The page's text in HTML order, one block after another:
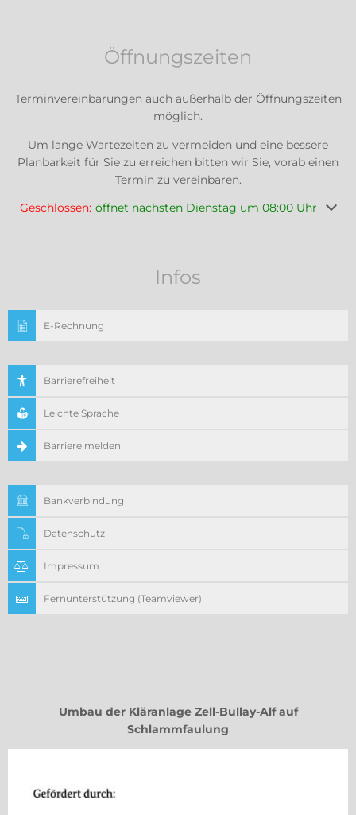
Öffnungszeiten
Terminvereinbarungen auch außerhalb der Öffnungszeiten
möglich.
Um lange Wartezeiten zu vermeiden und eine bessere
Planbarkeit für Sie zu erreichen bitten wir Sie, vorab einen
Termin zu vereinbaren.
Klicken, um weitere Öffnungs- oder Schließzeiten
Geschlossen: öffnet nächsten Dienstag um 08:00 Uhr
Infos
E-Rechnung
Barrierefreiheit
Leichte Sprache
Barriere melden
Bankverbindung
Datenschutz
Impressum
Fernunterstützung (Teamviewer)
Umbau der Kläranlage Zell-Bullay-Alf auf
Schlammfaulung